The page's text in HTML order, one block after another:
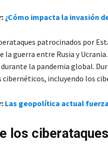
¿Cómo impacta la invasión
patrocinados por
la guerra entre Rusia y
la pandemia global.
cibernéticos, incluyendo los
Las geopolítica actual
los